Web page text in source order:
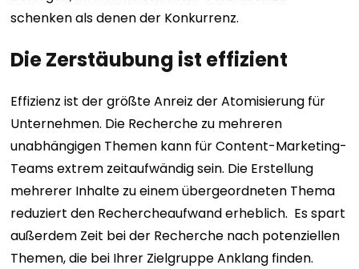
schenken als denen der Konkurrenz.
Die Zerstäubung ist effizient
Effizienz ist der größte Anreiz der Atomisierung für
Unternehmen. Die Recherche zu mehreren
unabhängigen Themen kann für Content-Marketing-
Teams extrem zeitaufwändig sein. Die Erstellung
mehrerer Inhalte zu einem übergeordneten Thema
reduziert den Rechercheaufwand erheblich. Es spart
außerdem Zeit bei der Recherche nach potenziellen
Themen, die bei Ihrer Zielgruppe Anklang finden.